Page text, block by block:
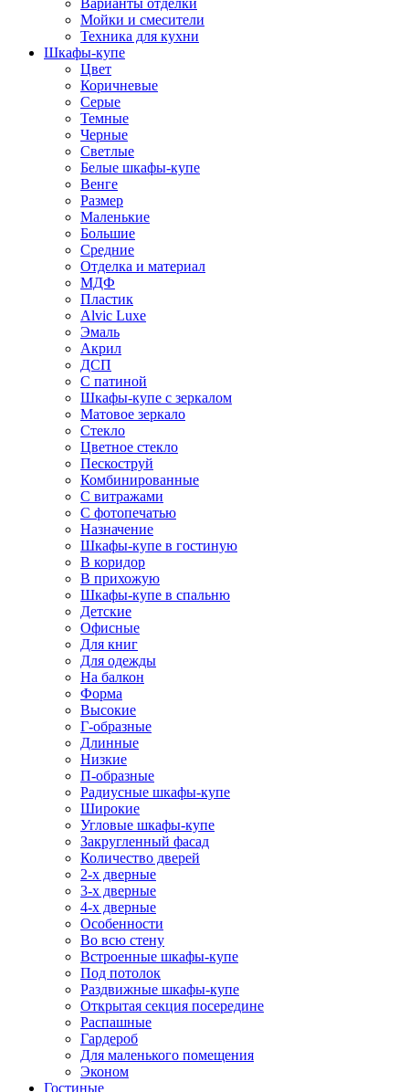
Варианты отделки
Мойки и смесители
Техника для кухни
Шкафы-купе
Цвет
Коричневые
Серые
Темные
Черные
Светлые
Белые шкафы-купе
Венге
Размер
Маленькие
Большие
Средние
Отделка и материал
МДФ
Пластик
Alvic Luxe
Эмаль
Акрил
ДСП
С патиной
Шкафы-купе с зеркалом
Матовое зеркало
Стекло
Цветное стекло
Пескоструй
Комбинированные
С витражами
С фотопечатью
Назначение
Шкафы-купе в гостиную
В коридор
В прихожую
Шкафы-купе в спальню
Детские
Офисные
Для книг
Для одежды
На балкон
Форма
Высокие
Г-образные
Длинные
Низкие
П-образные
Радиусные шкафы-купе
Широкие
Угловые шкафы-купе
Закругленный фасад
Количество дверей
2-х дверные
3-х дверные
4-х дверные
Особенности
Во всю стену
Встроенные шкафы-купе
Под потолок
Раздвижные шкафы-купе
Открытая секция посередине
Распашные
Гардероб
Для маленького помещения
Эконом
Гостиные